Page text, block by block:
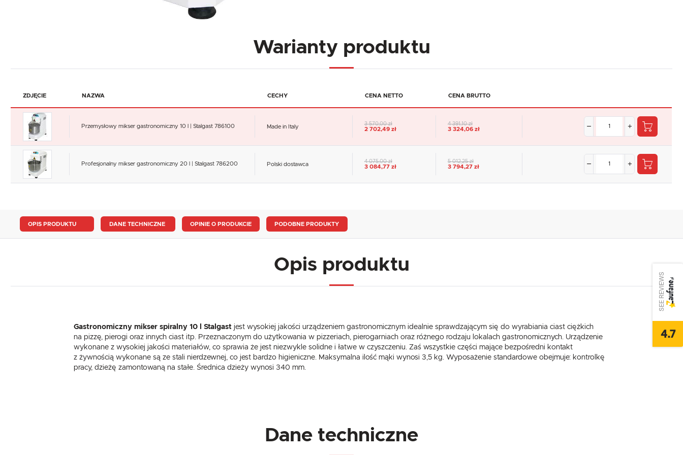
Warianty produktu
ZDJĘCIE NAZWA CECHY CENA NETTO CENA BRUTTO
Przemysłowy mikser gastronomiczny 10 l | Stalgast 786100 Made in Italy 3 570,00 zł
2 702,49 zł
4 391,10 zł
3 324,06 zł
Profesjonalny mikser gastronomiczny 20 l | Stalgast 786200 Polski dostawca 4 075,00 zł
3 084,77 zł
5 012,25 zł
3 794,27 zł
OPIS PRODUKTU DANE TECHNICZNE OPINIE O PRODUKCIE PODOBNE PRODUKTY
Opis produktu
Gastronomiczny mikser spiralny 10 l Stalgast jest wysokiej jakości urządzeniem gastronomicznym idealnie sprawdzającym się do wyrabiania ciast ciężkich
na pizzę, pierogi oraz innych ciast itp. Przeznaczonym do użytkowania w pizzeriach, pierogarniach oraz różnego rodzaju lokalach gastronomicznych. Urządzenie
wykonane z wysokiej jakości materiałów, co sprawia że jest niezwykle solidne i łatwe w czyszczeniu. Zaś wszystkie części mające bezpośredni kontakt
z żywnością wykonane są ze stali nierdzewnej, co jest bardzo higieniczne. Maksymalna ilość mąki wynosi 3,5 kg. Wyposażenie standardowe obejmuje: kontrolkę
pracy, dzieżę zamontowaną na stałe. Średnica dzieży wynosi 340 mm.
Dane techniczne
SEE REVIEWS
4.7